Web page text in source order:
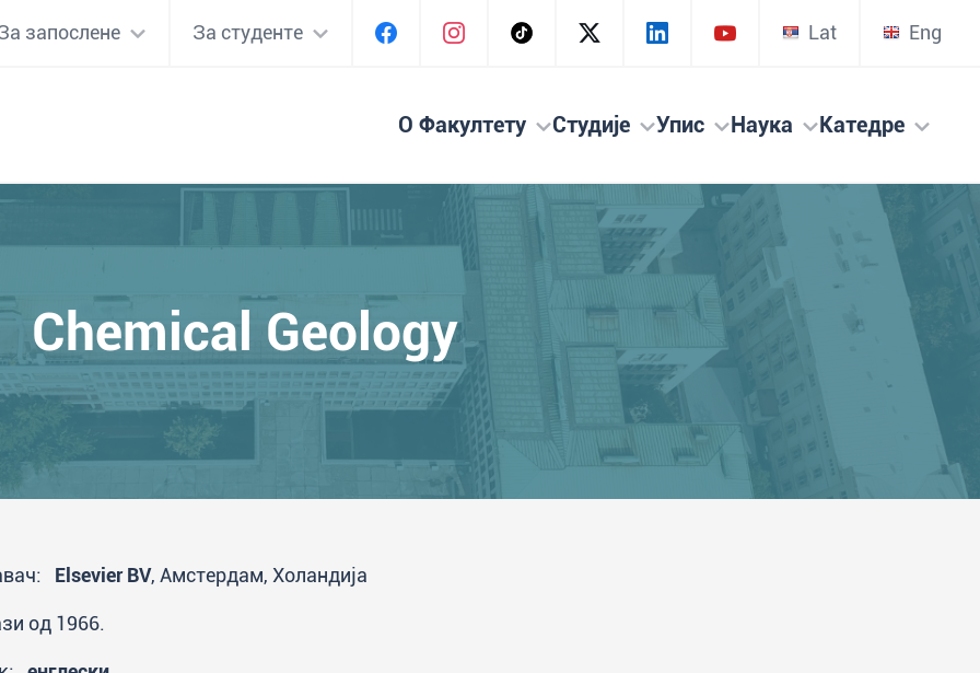
запослене За студенте Lat Eng
О Факултету Студије Упис Наука Катедре
Chemical Geology
Elsevier BV, Амстердам, Холандија
од 1966.